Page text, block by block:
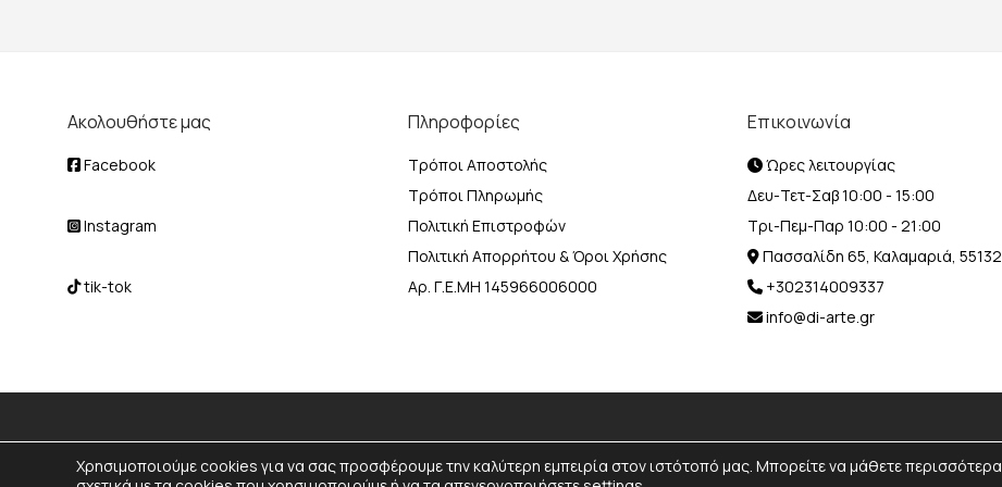
Ακολουθήστε μας
Facebook
Instagram
tik-tok
Πληροφορίες
Τρόποι Αποστολής
Τρόποι Πληρωμής
Πολιτική Επιστροφών
Πολιτική Απορρήτου & Όροι Χρήσης
Αρ. Γ.Ε.ΜΗ 145966006000
Επικοινωνία
Ώρες λειτουργίας
Δευ-Τετ-Σαβ 10:00 - 15:00
Τρι-Πεμ-Παρ 10:00 - 21:00
Πασσαλίδη 65, Καλαμαριά, 55132
+302314009337
info@di-arte.gr
© 2026 Designed and Developed byMediaBox.All rights reserved.
Χρησιμοποιούμε cookies για να σας προσφέρουμε την καλύτερη εμπειρία στον ιστότοπό μας. Μπορείτε να μάθετε περισσότερα